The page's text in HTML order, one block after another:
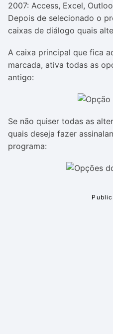
2007: Access, Excel,
Depois de selecionado o
caixas de diálogo quais
A caixa principal que fica
marcada, ativa todas as
antigo:
Se não quiser todas as
quais deseja fazer
programa: